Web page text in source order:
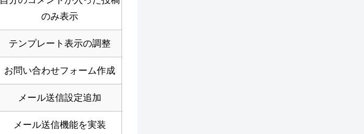
のみ表示
テンプレート表示の調整
お問い合わせフォーム作成
メール送信設定追加
メール送信機能を実装